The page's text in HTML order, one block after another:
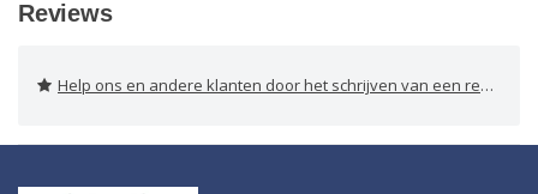
Reviews
Help ons en andere klanten door het schrijven van een review